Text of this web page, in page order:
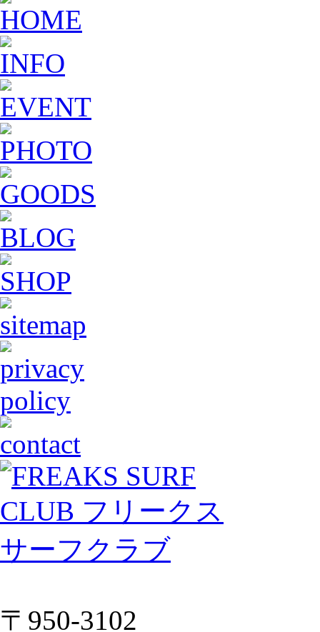
〒950-3102